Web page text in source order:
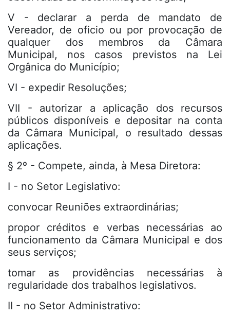
V - declarar a perda de mandato de
Vereador, de oficio ou por provocação de
qualquer dos membros da Câmara
Municipal, nos casos previstos na Lei
Orgânica do Município;
VI - expedir Resoluções;
VII - autorizar a aplicação dos recursos
públicos disponíveis e depositar na conta
da Câmara Municipal, o resultado dessas
aplicações.
§ 2º - Compete, ainda, à Mesa Diretora:
I - no Setor Legislativo:
convocar Reuniões extraordinárias;
propor créditos e verbas necessárias ao
funcionamento da Câmara Municipal e dos
seus serviços;
tomar as providências necessárias à
regularidade dos trabalhos legislativos.
II - no Setor Administrativo: